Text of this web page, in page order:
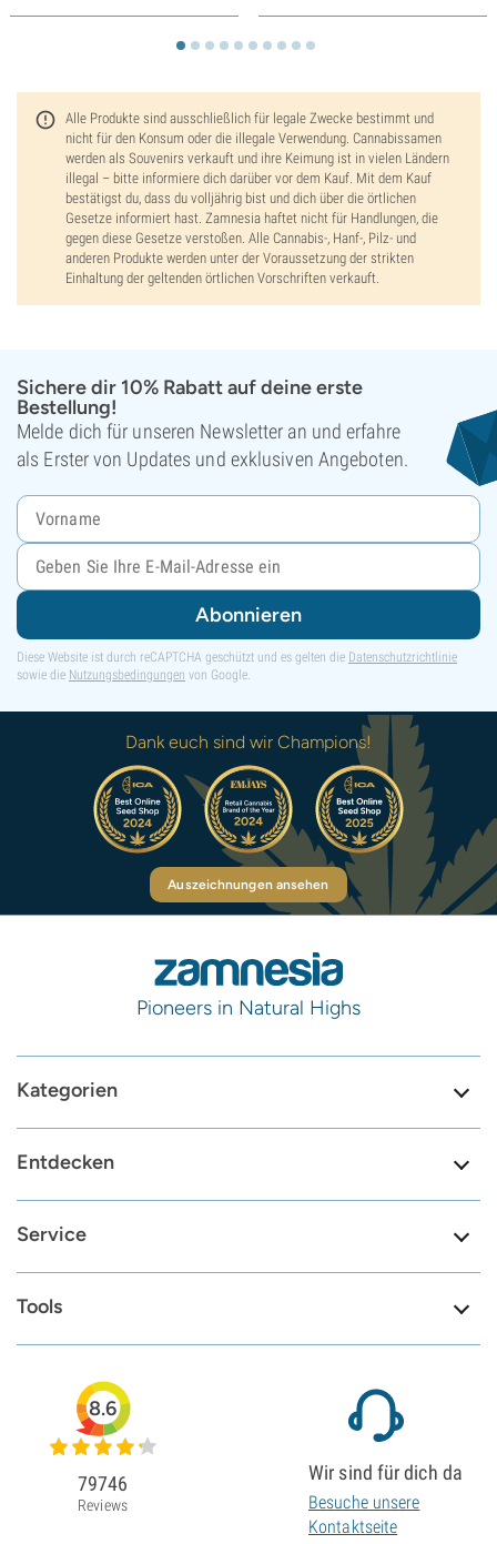
Alle Produkte sind ausschließlich für legale Zwecke bestimmt und
nicht für den Konsum oder die illegale Verwendung. Cannabissamen
werden als Souvenirs verkauft und ihre Keimung ist in vielen Ländern
illegal – bitte informiere dich darüber vor dem Kauf. Mit dem Kauf
bestätigst du, dass du volljährig bist und dich über die örtlichen
Gesetze informiert hast. Zamnesia haftet nicht für Handlungen, die
gegen diese Gesetze verstoßen. Alle Cannabis-, Hanf-, Pilz- und
anderen Produkte werden unter der Voraussetzung der strikten
Einhaltung der geltenden örtlichen Vorschriften verkauft.
Sichere dir 10% Rabatt auf deine erste
Bestellung!
Melde dich für unseren Newsletter an und erfahre
als Erster von Updates und exklusiven Angeboten.
Abonnieren
Diese Website ist durch reCAPTCHA geschützt und es gelten die Datenschutzrichtlinie
sowie die Nutzungsbedingungen von Google.
Dank euch sind wir Champions!
Auszeichnungen ansehen
Pioneers in Natural Highs
Kategorien
Entdecken
Service
Tools
8.6
79746
Reviews
Wir sind für dich da
Besuche unsere
Kontaktseite